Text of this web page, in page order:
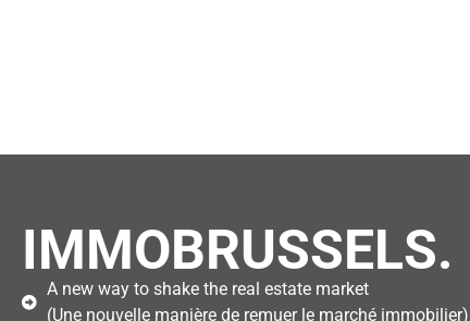
IMMOBRUSSELS.
A new way to shake the real estate market
(Une nouvelle manière de remuer le marché immobilier)